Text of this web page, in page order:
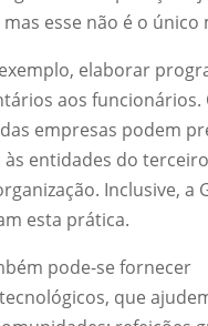
esse não é o único
elaborar
aos funcionários.
empresas podem
às entidades do
Inclusive, a
esta prática.
pode-se fornecer
que